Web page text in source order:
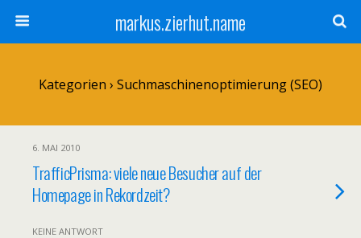
markus.zierhut.name
Kategorien › Suchmaschinenoptimierung (SEO)
6. MAI 2010
TrafficPrisma: viele neue Besucher auf der
Homepage in Rekordzeit?
KEINE ANTWORT